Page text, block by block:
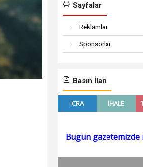
Sayfalar
Reklamlar
Sponsorlar
Basın İlan